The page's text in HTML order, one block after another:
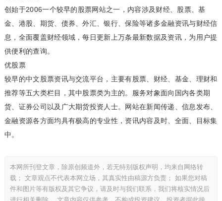
创始于2006一个较早的股票网站之一，内容涉及财经、股票、基
金、港股、期货、债券、外汇、银行、保险等诸多金融资讯与财经信
息，全面覆盖财经领域，每日更新上万条最新数据及资讯，为用户提
供便利的查询。
优股票
较早的中文股票资讯与交流平台，主要有股票 财经 基金 理财和
推荐等五大类栏目，其中股票类为主的。服务对象面向国内各类期
货、证券公司以及广大期货投资人士。网站在新闻传递、信息发布、
金融资源各方面均具有极高的专业性，资讯内容及时、全面、目标集
中。
本网所刊登文章，除原创频道外，若无特别版权声明，均来自网络转
载； 文章观点不代表本网立场，其真实性由稿源方负责； 如果您对稿
件和图片等有版权及其它争议，请及时与我们联系，我们将核实情况后